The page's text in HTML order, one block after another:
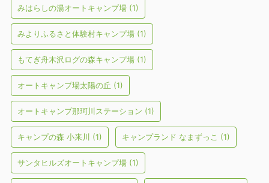
みはらしの湯オートキャンプ場 (1)
みよりふるさと体験村キャンプ場 (1)
もてぎ舟木沢ログの森キャンプ場 (1)
オートキャンプ場太陽の丘 (1)
オートキャンプ那珂川ステーション (1)
キャンプの森 小来川 (1) キャンプランド なまずっこ (1)
サンタヒルズオートキャンプ場 (1)